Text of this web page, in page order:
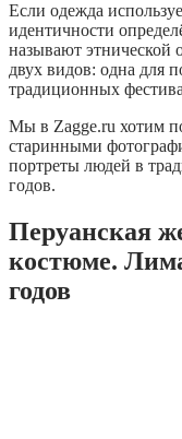
Если одежда
идентичности
называют этнической
двух видов: одна для
традиционных
Мы в Zagge.ru хотим
старинными
портреты людей в
годов.
Перуанская
костюме.
годов